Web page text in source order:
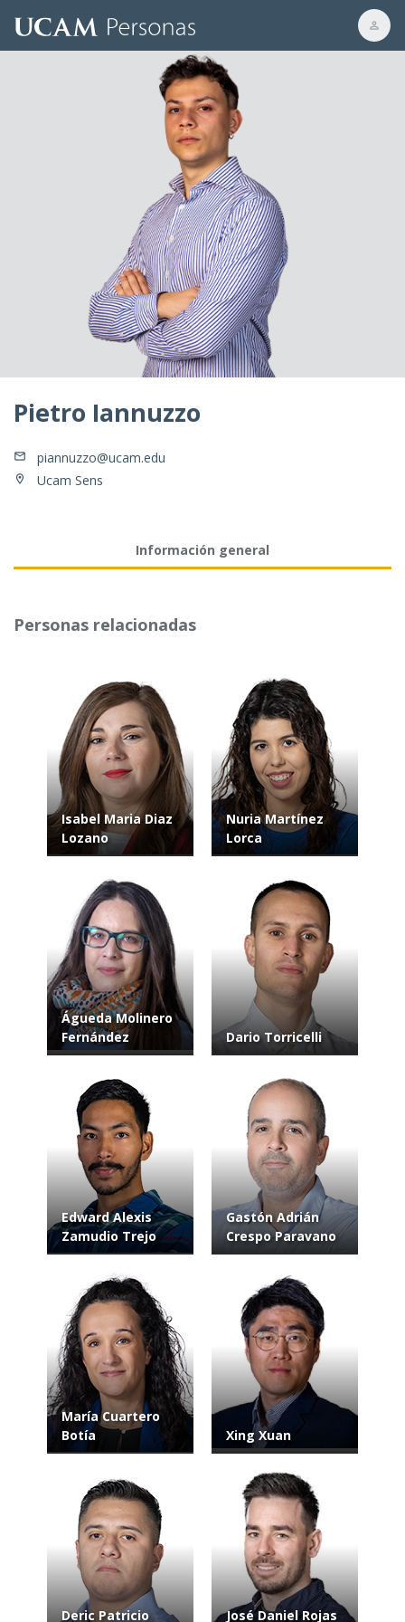
Pietro Iannuzzo
piannuzzo@ucam.edu
Ucam Sens
Información general
Personas relacionadas
Isabel Maria Diaz
Lozano
Nuria Martínez
Lorca
Águeda Molinero
Fernández
Dario Torricelli
Edward Alexis
Zamudio Trejo
Gastón Adrián
Crespo Paravano
María Cuartero
Botía
Xing Xuan
Deric Patricio José Daniel Rojas